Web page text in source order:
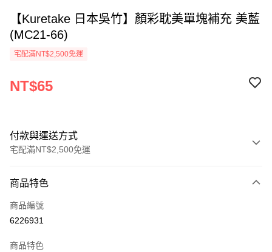
【Kuretake 日本吳竹】顏彩耽美單塊補充 美藍
(MC21-66)
宅配滿NT$2,500免運
NT$65
付款與運送方式
宅配滿NT$2,500免運
信用卡一次付款
Apple Pay
商品特色
商品編號
6226931
商品特色